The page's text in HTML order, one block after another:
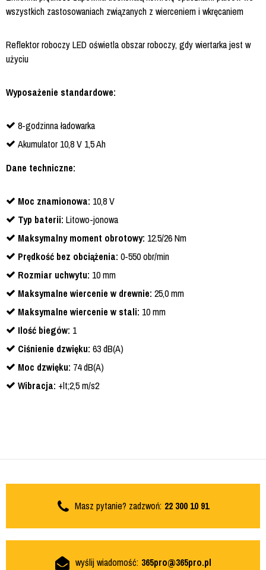
wszystkich zastosowaniach związanych z wierceniem i wkręcaniem
Reflektor roboczy LED oświetla obszar roboczy, gdy wiertarka jest w
użyciu
Wyposażenie standardowe:
8-godzinna ładowarka
Akumulator 10,8 V 1,5 Ah
Dane techniczne:
Moc znamionowa: 10,8 V
Typ baterii: Litowo-jonowa
Maksymalny moment obrotowy: 12.5/26 Nm
Prędkość bez obciążenia: 0-550 obr/min
Rozmiar uchwytu: 10 mm
Maksymalne wiercenie w drewnie: 25,0 mm
Maksymalne wiercenie w stali: 10 mm
Ilość biegów: 1
Ciśnienie dzwięku: 63 dB(A)
Moc dzwięku: 74 dB(A)
Wibracja: +lt;2,5 m/s2
Masz pytanie? zadzwoń: 22 300 10 91
wyślij wiadomość: 365pro@365pro.pl